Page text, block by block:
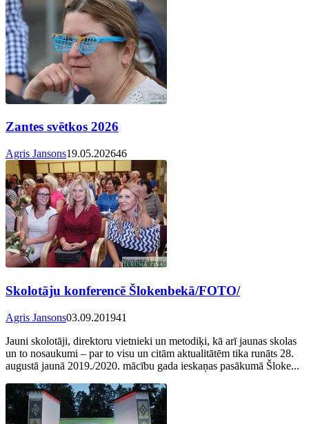
Zantes svētkos 2026
Agris Jansons19.05.202646
Skolotāju konferencē Šlokenbekā/FOTO/
Agris Jansons03.09.201941
Jauni skolotāji, direktoru vietnieki un metodiķi, kā arī jaunas skolas
un to nosaukumi – par to visu un citām aktualitātēm tika runāts 28.
augustā jaunā 2019./2020. mācību gada ieskaņas pasākumā Šloke...